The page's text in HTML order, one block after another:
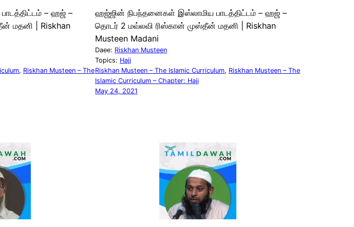
– ஹஜ் –
மதனி | Riskhan
, Riskhan Musteen – The
ஹஜ்ஜின் நிபந்தனைகள் இஸ்லாமிய பாடத்திட்டம் – ஹஜ் –
தொடர் 2 மவ்லவி ரிஸ்கான் முஸ்தீன் மதனி | Riskhan
Musteen Madani
Daee: Riskhan Musteen
Topics: Hajj
Riskhan Musteen – The Islamic Curriculum, Riskhan Musteen – The
Islamic Curriculum – Chapter: Hajj
May 24, 2021